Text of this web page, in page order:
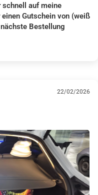
schnell auf meine
Gutschein von (weiß
Bestellung
22/02/2026